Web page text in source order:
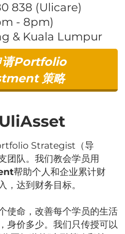
838 (Ulicare)
- 8pm)
& Kuala Lumpur
请Portfolio
策略
Strategist（导
团队。我们教会学员用
帮助个人和企业累计财
，达到财务目标。
使命，改善每个学员的生活
身价多少。我们只传授可以